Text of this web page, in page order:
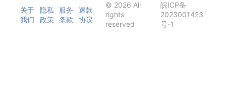
关于
我们
隐私
政策
服务
条款
退款
协议
© 2026 All
rights
reserved
皖ICP备
2023001423
号-1